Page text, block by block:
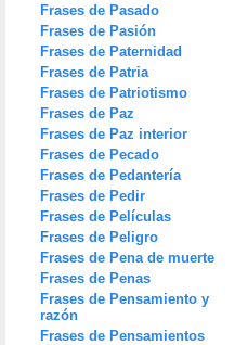
Frases de Pasado
Frases de Pasión
Frases de Paternidad
Frases de Patria
Frases de Patriotismo
Frases de Paz
Frases de Paz interior
Frases de Pecado
Frases de Pedantería
Frases de Pedir
Frases de Películas
Frases de Peligro
Frases de Pena de muerte
Frases de Penas
Frases de Pensamiento y
razón
Frases de Pensamientos